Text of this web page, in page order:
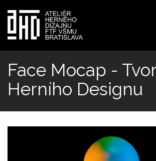
Skočiť
hlavný
obsah
Face Mocap -
Herního Designu